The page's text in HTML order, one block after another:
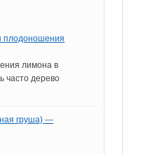
плодоношения
лимона в
часто дерево
груша) —